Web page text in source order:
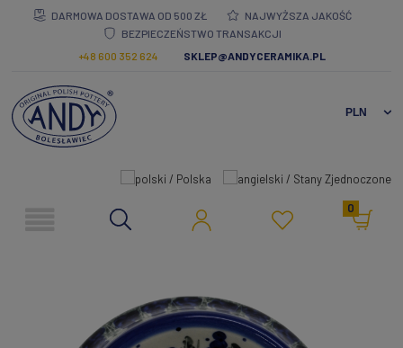
DARMOWA DOSTAWA OD 500 ZŁ
NAJWYŻSZA JAKOŚĆ
BEZPIECZEŃSTWO TRANSAKCJI
+48 600 352 624
SKLEP@ANDYCERAMIKA.PL
0